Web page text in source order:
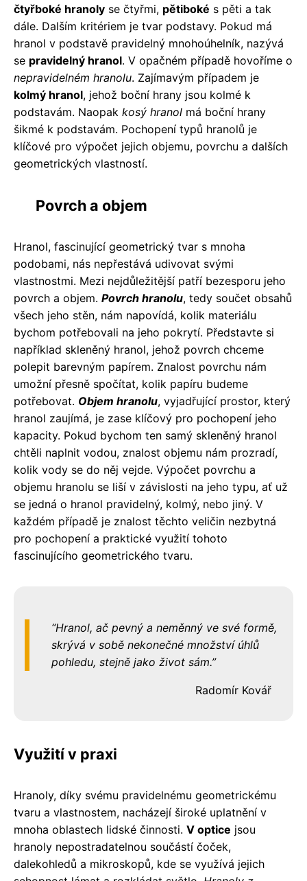
čtyřboké hranoly se čtyřmi, pětiboké s pěti a tak
dále. Dalším kritériem je tvar podstavy. Pokud má
hranol v podstavě pravidelný mnohoúhelník, nazývá
se pravidelný hranol. V opačném případě hovoříme o
nepravidelném hranolu. Zajímavým případem je
kolmý hranol, jehož boční hrany jsou kolmé k
podstavám. Naopak kosý hranol má boční hrany
šikmé k podstavám. Pochopení typů hranolů je
klíčové pro výpočet jejich objemu, povrchu a dalších
geometrických vlastností.
Povrch a objem
Hranol, fascinující geometrický tvar s mnoha
podobami, nás nepřestává udivovat svými
vlastnostmi. Mezi nejdůležitější patří bezesporu jeho
povrch a objem. Povrch hranolu, tedy součet obsahů
všech jeho stěn, nám napovídá, kolik materiálu
bychom potřebovali na jeho pokrytí. Představte si
například skleněný hranol, jehož povrch chceme
polepit barevným papírem. Znalost povrchu nám
umožní přesně spočítat, kolik papíru budeme
potřebovat. Objem hranolu, vyjadřující prostor, který
hranol zaujímá, je zase klíčový pro pochopení jeho
kapacity. Pokud bychom ten samý skleněný hranol
chtěli naplnit vodou, znalost objemu nám prozradí,
kolik vody se do něj vejde. Výpočet povrchu a
objemu hranolu se liší v závislosti na jeho typu, ať už
se jedná o hranol pravidelný, kolmý, nebo jiný. V
každém případě je znalost těchto veličin nezbytná
pro pochopení a praktické využití tohoto
fascinujícího geometrického tvaru.
Hranol, ač pevný a neměnný ve své formě,
skrývá v sobě nekonečné množství úhlů
pohledu, stejně jako život sám.
Radomír Kovář
Využití v praxi
Hranoly, díky svému pravidelnému geometrickému
tvaru a vlastnostem, nacházejí široké uplatnění v
mnoha oblastech lidské činnosti. V optice jsou
hranoly nepostradatelnou součástí čoček,
dalekohledů a mikroskopů, kde se využívá jejich